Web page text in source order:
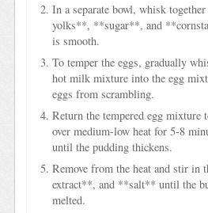
In a separate bowl, whisk
yolks**, **sugar**, and
is smooth.
To temper the eggs, gradually
hot milk mixture into the egg
eggs from scrambling.
Return the tempered egg mixture
over medium-low heat for 5-8
until the pudding thickens.
Remove from the heat and stir
extract**, and **salt** until the
melted.